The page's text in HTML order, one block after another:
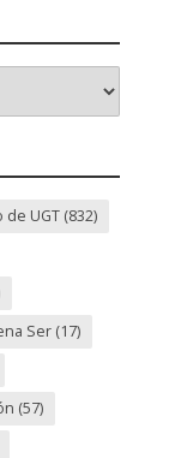
de UGT(832)
Ser(17)
(57)